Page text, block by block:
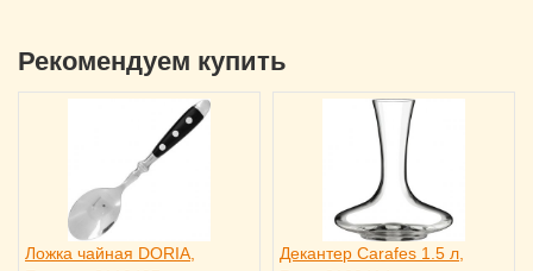
Рекомендуем купить
Ложка чайная DORIA,
Декантер Carafes 1.5 л,